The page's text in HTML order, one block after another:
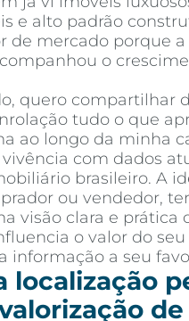
e alto padrão
de mercado porque
o
quero compartilhar
tudo o que
ao longo da minha
com dados
brasileiro. A
ou vendedor,
visão clara e prática
o valor do
informação a seu
localização